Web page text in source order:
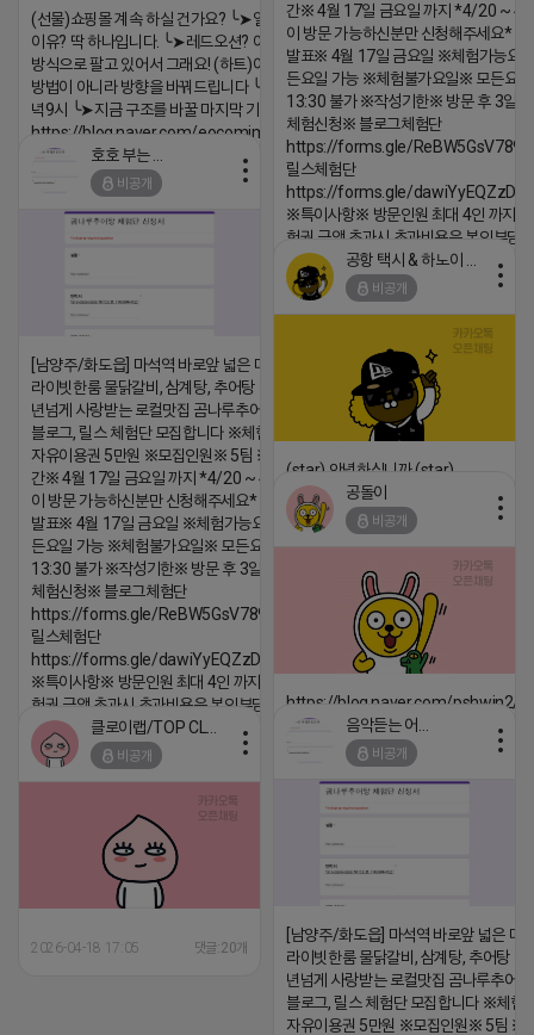
간※ 4월 17일 금요일 까지 *4/20 ~ 4/
이 방문 가능하신분만 신청해주세요* ※
발표※ 4월 17일 금요일 ※체험가능요
든요일 가능 ※체험불가요일※ 모든요
13:30 불가 ※작성기한※ 방문 후 3일
체험신청※ 블로그체험단
https://forms.gle/
릴스체험단
https://forms.gle/
※특이사항※ 방문인원 최대 4인 까지
험권 금액 초과시 초과비용은 본인부담
2026-04-18 17:18
(선물)쇼핑몰 계속 하실 건가요? ╰➤열심히 해도 안되는
이유? 딱 하나입니다. ╰➤레드오션? 아니요! ╰➤모두 같은
방식으로 팔고 있어서 그래요! (하트)이번엔 다릅니다. ╰➤
방법이 아니라 방향을 바꿔드립니다 ╰➤4월 21일(화) 저
녁9시 ╰➤지금 구조를 바꿀 마지막 기회
https://blog.naver.com/eocomim/224250518436
2026-04-18 17:15
비공개
[남양주/화도읍] 마석역 바로앞 넓은 매장과, 프
라이빗한룸 물닭갈비, 삼계탕, 추어탕 맛집 10
년넘게 사랑받는 로컬맛집 곰나루추어탕에서
블로그, 릴스 체험단 모집합니다 ※체험메뉴※
자유이용권 5만원 ※모집인원※ 5팀 ※모집기
간※ 4월 17일 금요일 까지 *4/20 ~ 4/26 사
이 방문 가능하신분만 신청해주세요* ※체험단
발표※ 4월 17일 금요일 ※체험가능요일※ 모
든요일 가능 ※체험불가요일※ 모든요일 12 ~
13:30 불가 ※작성기한※ 방문 후 3일 이내 ※
체험신청※ 블로그체험단
https://forms.gle/ReBW5GsV789ur2Pz6
릴스체험단
https://forms.gle/dawiYyEQZzDdqf8W8
※특이사항※ 방문인원 최대 4인 까지 가능 체
험권 금액 초과시 초과비용은 본인부담입니다.
2026-04-18 17:13
비공개
(star) 안녕하십니까 (star)
2026-04-18 17:12
공돌이
비공개
https://blog.naver.com/pshwin2/
2026-04-18 17:12
비공개
[남양주/화도읍] 마석역 바로앞 넓은 매
라이빗한룸 물닭갈비, 삼계탕, 추어탕 맛
년넘게 사랑받는 로컬맛집 곰나루추어
블로그, 릴스 체험단 모집합니다 ※체험
자유이용권 5만원 ※모집인원※ 5팀 ※
비공개
2026-04-18 17:05 댓글:20개